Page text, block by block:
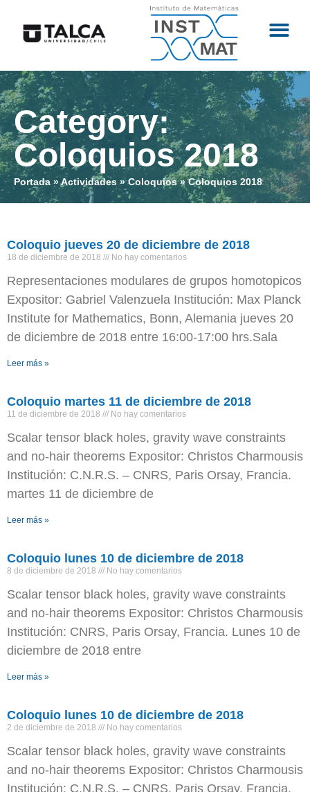
Category:
Coloquios 2018
Portada »Actividades »Coloquios»Coloquios 2018
Coloquio jueves 20 de diciembre de 2018
18 de diciembre de 2018 No hay comentarios
Representaciones modulares de grupos homotopicos
Expositor: Gabriel Valenzuela Institución: Max Planck
Institute for Mathematics, Bonn, Alemania jueves 20
de diciembre de 2018 entre 16:00-17:00 hrs.Sala
Leer más »
Coloquio martes 11 de diciembre de 2018
11 de diciembre de 2018 No hay comentarios
Scalar tensor black holes, gravity wave constraints
and no-hair theorems Expositor: Christos Charmousis
Institución: C.N.R.S. – CNRS, Paris Orsay, Francia.
martes 11 de diciembre de
Leer más »
Coloquio lunes 10 de diciembre de 2018
8 de diciembre de 2018 No hay comentarios
Scalar tensor black holes, gravity wave constraints
and no-hair theorems Expositor: Christos Charmousis
Institución: CNRS, Paris Orsay, Francia. Lunes 10 de
diciembre de 2018 entre
Leer más »
Coloquio lunes 10 de diciembre de 2018
2 de diciembre de 2018 No hay comentarios
Scalar tensor black holes, gravity wave constraints
and no-hair theorems Expositor: Christos Charmousis
Institución: C.N.R.S. – CNRS, Paris Orsay, Francia.